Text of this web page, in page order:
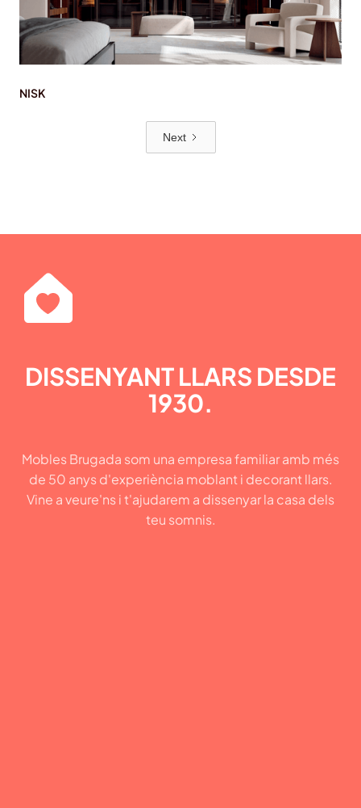
NISK
Next
DISSENYANT LLARS DESDE
1930.
Mobles Brugada som una empresa familiar amb més
de 50 anys d'experiència moblant i decorant llars.
Vine a veure'ns i t'ajudarem a dissenyar la casa dels
teu somnis.